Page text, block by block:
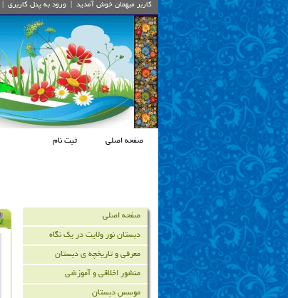
کاربر میهمان خوش آمديد ورود به پنل کاربري
صفحه اصلی ثبت نام
صفحه اصلی
دبستان نور ولایت در یک نگاه
معرفی و تاریخچه ي دبستان
منشور اخلاقی و آموزشی
موسس دبستان